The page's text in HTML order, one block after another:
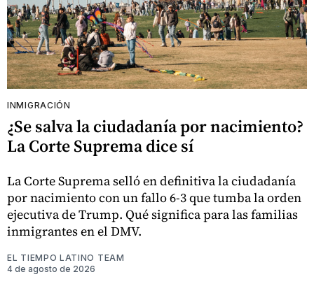
INMIGRACIÓN
¿Se salva la ciudadanía por nacimiento?
La Corte Suprema dice sí
La Corte Suprema selló en definitiva la ciudadanía
por nacimiento con un fallo 6-3 que tumba la orden
ejecutiva de Trump. Qué significa para las familias
inmigrantes en el DMV.
EL TIEMPO LATINO TEAM
4 de agosto de 2026